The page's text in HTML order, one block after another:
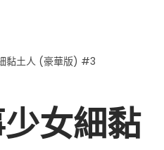
黏土人 (豪華版) #3
女細黏